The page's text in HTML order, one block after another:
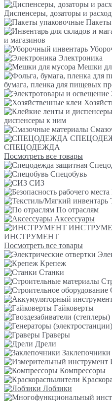
Диспенсеры, дозаторы и
и магазинов
Электроника
Мешки
бумага, пленка для пищевых
диспенсеры к ним
СПЕЦОДЕЖДА
Посмотреть все товары
Спецобувь
СИЗ
По отраслям
Аксессуары
ИНСТРУМЕНТ
Посмотреть все товары
Крепеж
Станки
Гайковерты
Граверы
Дрели
Заклепочники
Компрессоры
Лобзики